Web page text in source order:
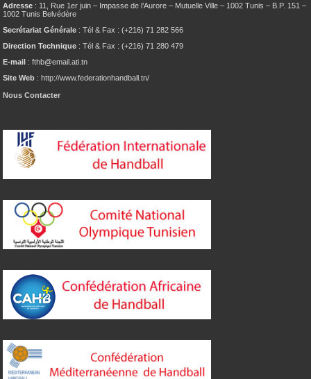
Adresse : 11, Rue 1er juin – Impasse de l’Aurore – Mutuelle Ville – 1002 Tunis – B.P. 151 –
1002 Tunis Belvédère
Secrétariat Générale : Tél & Fax : (+216) 71 282 566
Direction Technique : Tél & Fax : (+216) 71 280 479
E-mail : fthb@email.ati.tn
Site Web : http://www.federationhandball.tn/
Nous Contacter